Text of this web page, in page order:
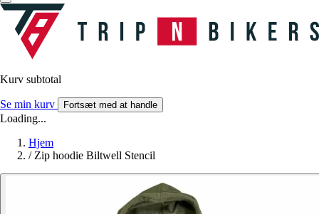
Kurv subtotal
Se min kurv Fortsæt med at handle
Loading...
Hjem
/ Zip hoodie Biltwell Stencil